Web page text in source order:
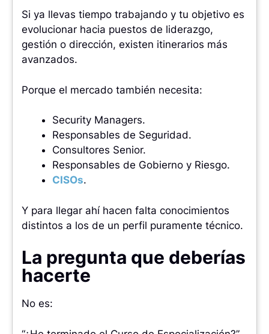
Si ya llevas tiempo trabajando y tu objetivo es
evolucionar hacia puestos de liderazgo,
gestión o dirección, existen itinerarios más
avanzados.
Porque el mercado también necesita:
Security Managers.
Responsables de Seguridad.
Consultores Senior.
Responsables de Gobierno y Riesgo.
CISOs.
Y para llegar ahí hacen falta conocimientos
distintos a los de un perfil puramente técnico.
La pregunta que deberías
hacerte
No es: